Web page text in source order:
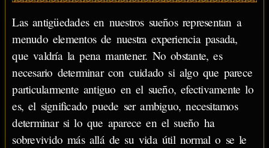
Las antigüedades en nuestros sueños representan a
menudo elementos de nuestra experiencia pasada,
que valdría la pena mantener. No obstante, es
necesario determinar con cuidado si algo que parece
particularmente antiguo en el sueño, efectivamente lo
es, el significado puede ser ambiguo, necesitamos
determinar si lo que aparece en el sueño ha
sobrevivido más allá de su vida útil normal o se le